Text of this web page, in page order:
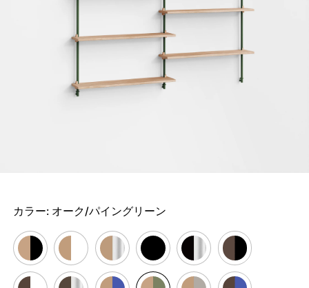
カラー: オーク/パイングリーン